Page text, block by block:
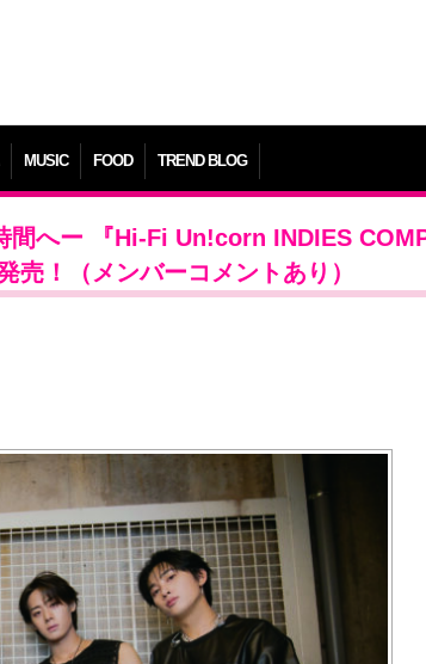
MUSIC FOOD TREND BLOG
へー 『Hi-Fi Un!corn INDIES
！（メンバーコメントあり）